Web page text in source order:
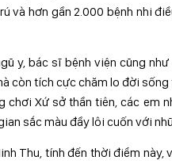
và hơn gần 2.000 bệnh nhi
y, bác sĩ bệnh viện cũng
còn tích cực chăm lo đời
chơi Xứ sở thần tiên, các em
sắc màu đầy lôi cuốn với
Thu, tính đến thời điểm